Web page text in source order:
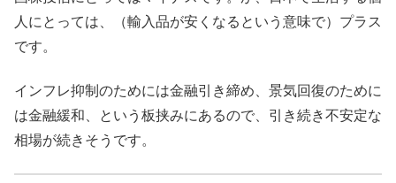
人にとっては、（輸入品が安くなるという意味で）プラス
です。
インフレ抑制のためには金融引き締め、景気回復のために
は金融緩和、という板挟みにあるので、引き続き不安定な
相場が続きそうです。